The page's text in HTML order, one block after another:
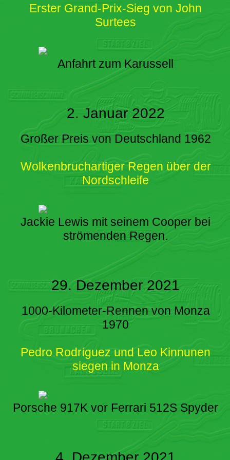
Erster Grand-Prix-Sieg von John
Surtees
Anfahrt zum Karussell
2. Januar 2022
Großer Preis von Deutschland 1962
Wolkenbruchartiger Regen über der
Nordschleife
Jackie Lewis mit seinem Cooper bei
strömenden Regen.
29. Dezember 2021
1000-Kilometer-Rennen von Monza
1970
Pedro Rodríguez und Leo Kinnunen
siegen in Monza
Porsche 917K vor Ferrari 512S Spyder